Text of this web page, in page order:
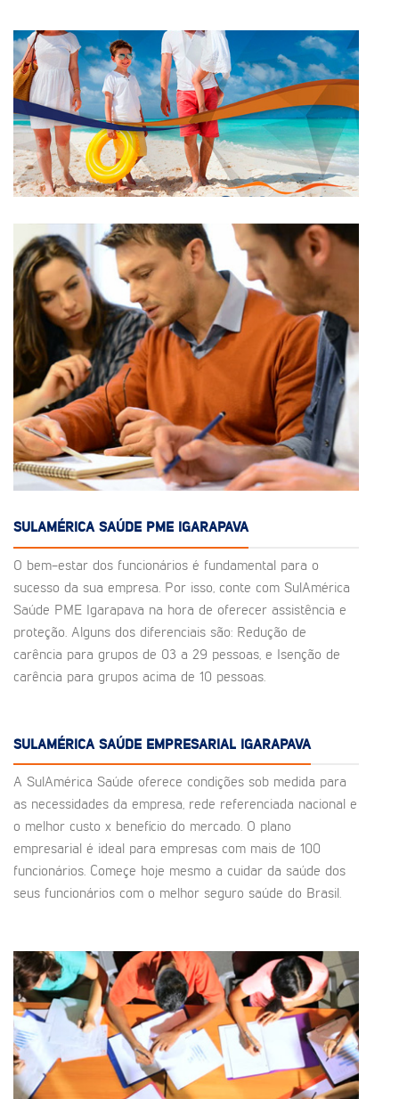
SULAMÉRICA SAÚDE PME IGARAPAVA
O bem-estar dos funcionários é fundamental para o
sucesso da sua empresa. Por isso, conte com SulAmérica
Saúde PME Igarapava na hora de oferecer assistência e
proteção. Alguns dos diferenciais são: Redução de
carência para grupos de 03 a 29 pessoas, e Isenção de
carência para grupos acima de 10 pessoas.
SULAMÉRICA SAÚDE EMPRESARIAL IGARAPAVA
A SulAmérica Saúde oferece condições sob medida para
as necessidades da empresa, rede referenciada nacional e
o melhor custo x benefício do mercado. O plano
empresarial é ideal para empresas com mais de 100
funcionários. Começe hoje mesmo a cuidar da saúde dos
seus funcionários com o melhor seguro saúde do Brasil.